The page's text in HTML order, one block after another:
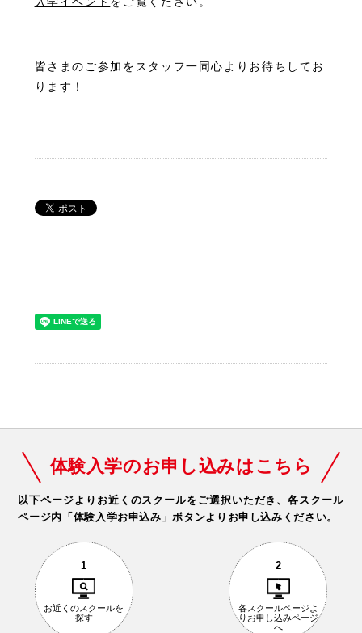
皆さまのご参加をスタッフ一同心よりお待ちしてお
ります！
体験入学のお申し込みはこちら
以下ページよりお近くのスクールをご選択いただき、各スクール
ページ内「体験入学お申込み」ボタンよりお申し込みください。
1
お近くのスクールを
探す
2
各スクールページ よ
りお申し込みページ
へ